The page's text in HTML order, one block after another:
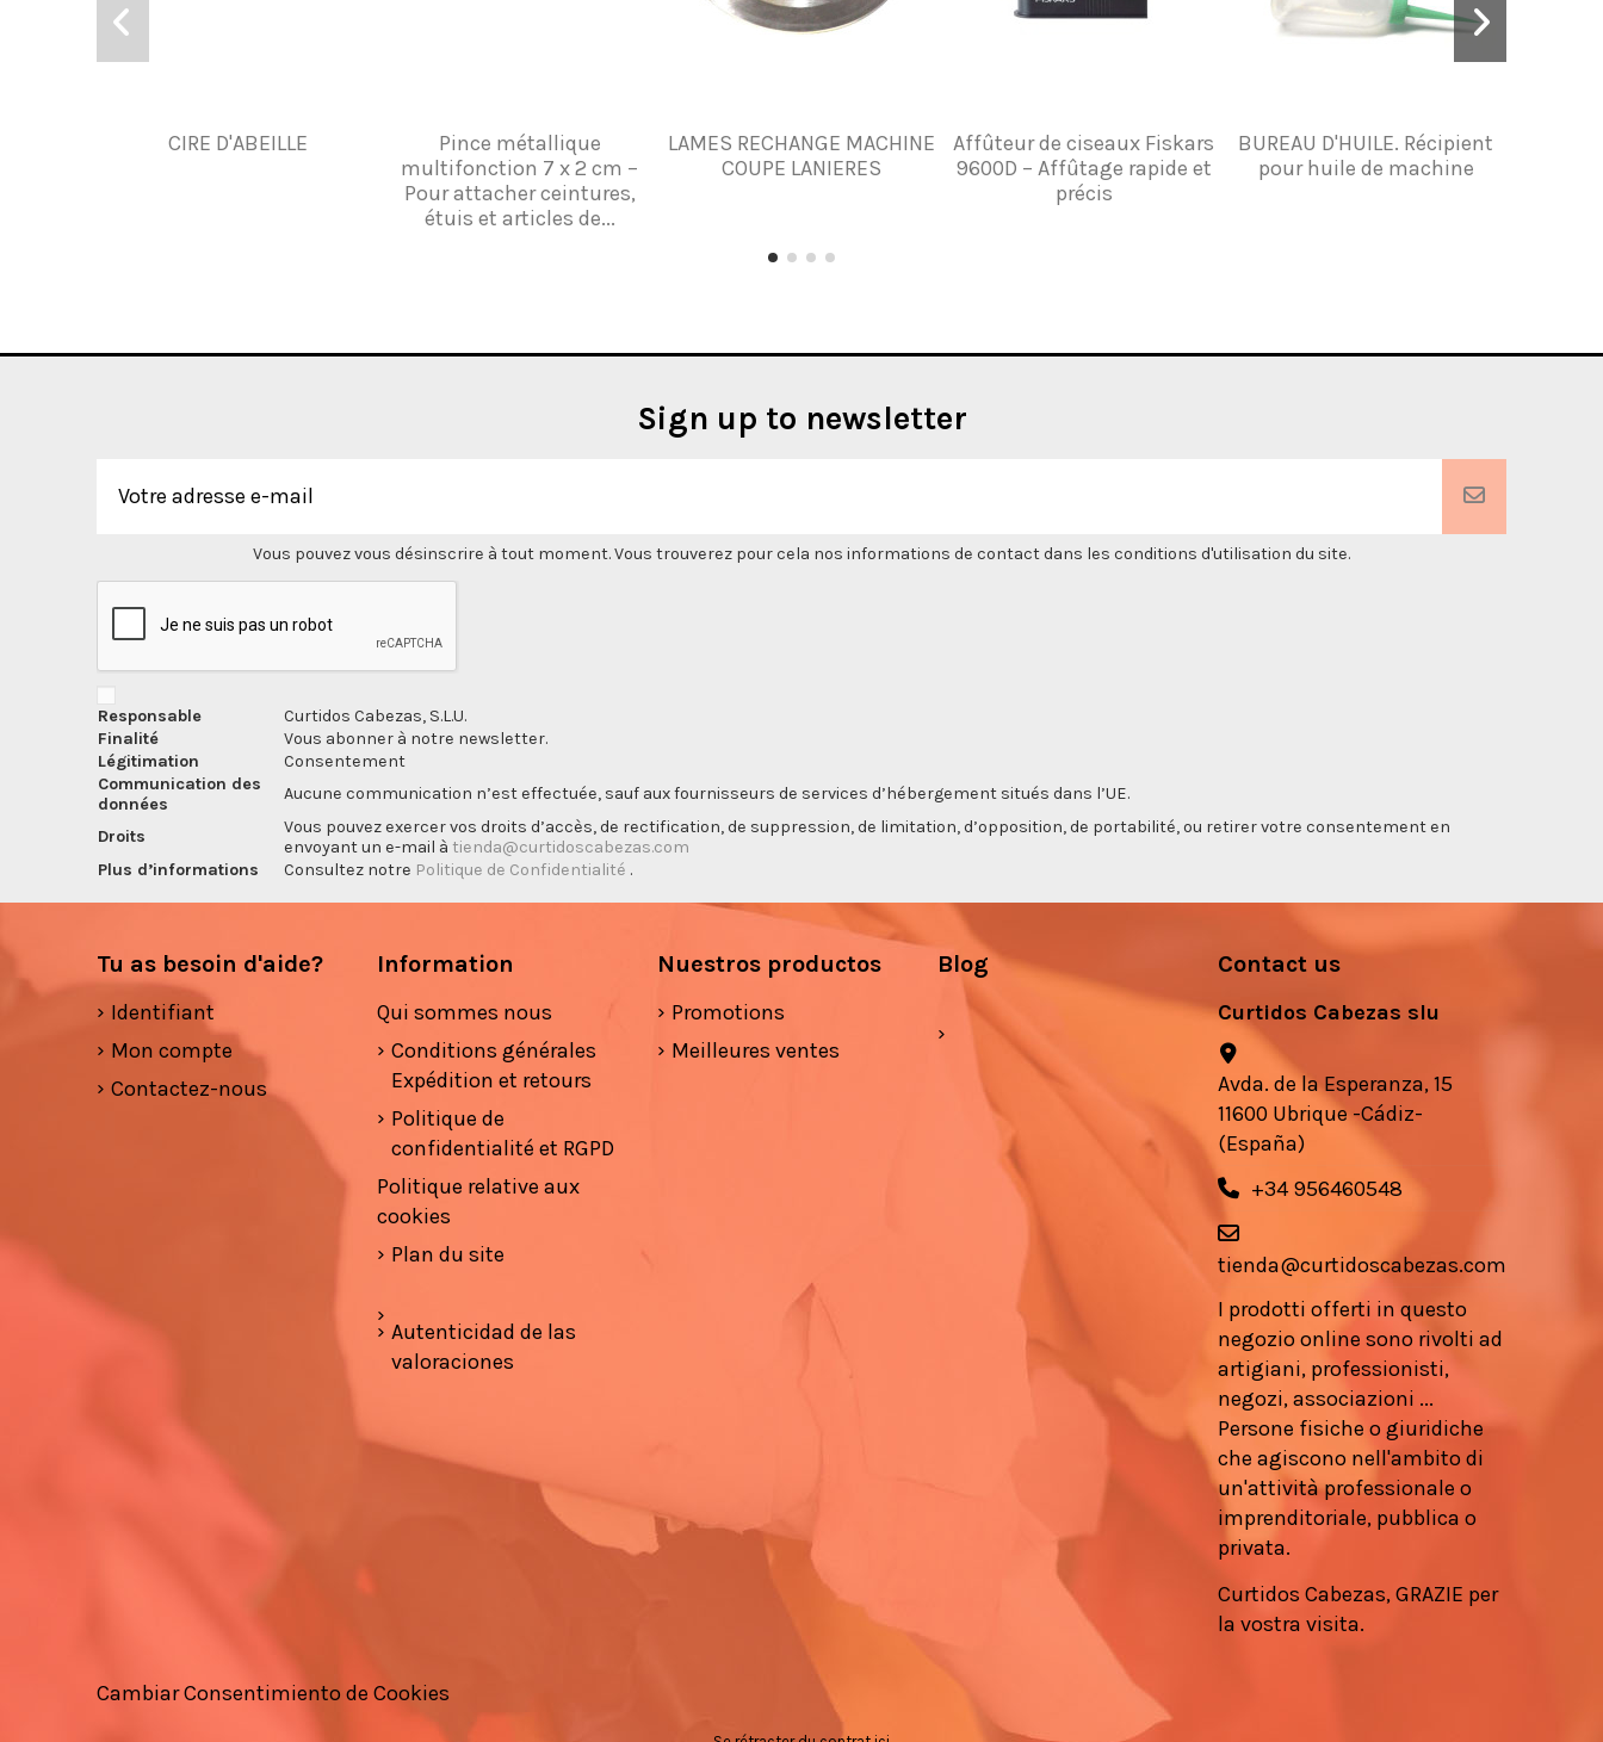
CIRE D'ABEILLE
Pince métallique
multifonction 7 x 2 cm –
Pour attacher ceintures,
étuis et articles de...
LAMES RECHANGE MACHINE
COUPE LANIERES
Affûteur de ciseaux Fiskars
9600D – Affûtage rapide et
précis
BUREAU D'HUILE. Récipient
pour huile de machine
Sign up to newsletter
Vous pouvez vous désinscrire à tout moment. Vous trouverez pour cela nos informations de contact dans les conditions d'utilisation du site.
Responsable
Curtidos Cabezas, S.L.U.
Finalité
Vous abonner à notre newsletter.
Légitimation
Consentement
Communication des
données
Aucune communication n’est effectuée, sauf aux fournisseurs de services d’hébergement situés dans l’UE.
Droits
Vous pouvez exercer vos droits d’accès, de rectification, de suppression, de limitation, d’opposition, de portabilité, ou retirer votre consentement en
envoyant un e-mail à tienda@curtidoscabezas.com
Plus d’informations
Consultez notre Politique de Confidentialité .
Tu as besoin d'aide?
Identifiant
Mon compte
Contactez-nous
Information
Qui sommes nous
Conditions générales
Expédition et retours
Politique de
confidentialité et RGPD
Politique relative aux
cookies
Plan du site
Autenticidad de las
valoraciones
Nuestros productos
Promotions
Meilleures ventes
Blog Contact us
Curtidos Cabezas slu
Avda. de la Esperanza, 15
11600 Ubrique -Cádiz-
(España)
+34 956460548
tienda@curtidoscabezas.com
I prodotti offerti in questo
negozio online sono rivolti ad
artigiani, professionisti,
negozi, associazioni ...
Persone fisiche o giuridiche
che agiscono nell'ambito di
un'attività professionale o
imprenditoriale, pubblica o
privata.
Curtidos Cabezas, GRAZIE per
la vostra visita.
Cambiar Consentimiento de Cookies